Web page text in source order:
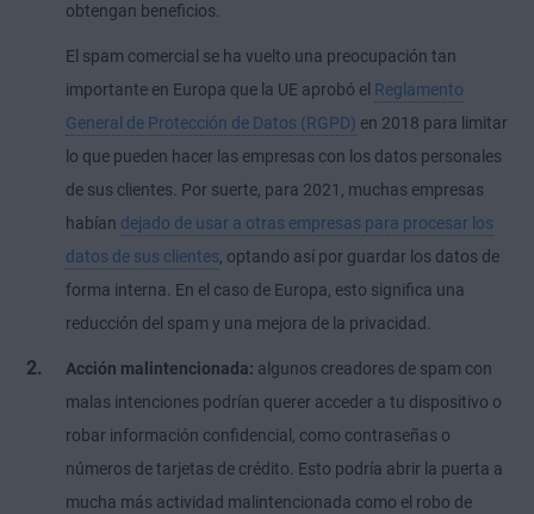
obtengan beneficios.
El spam comercial se ha vuelto una preocupación tan
importante en Europa que la UE aprobó el Reglamento
General de Protección de Datos (RGPD) en 2018 para limitar
lo que pueden hacer las empresas con los datos personales
de sus clientes. Por suerte, para 2021, muchas empresas
habían dejado de usar a otras empresas para procesar los
datos de sus clientes, optando así por guardar los datos de
forma interna. En el caso de Europa, esto significa una
reducción del spam y una mejora de la privacidad.
Acción malintencionada: algunos creadores de spam con
malas intenciones podrían querer acceder a tu dispositivo o
robar información confidencial, como contraseñas o
números de tarjetas de crédito. Esto podría abrir la puerta a
mucha más actividad malintencionada como el robo de